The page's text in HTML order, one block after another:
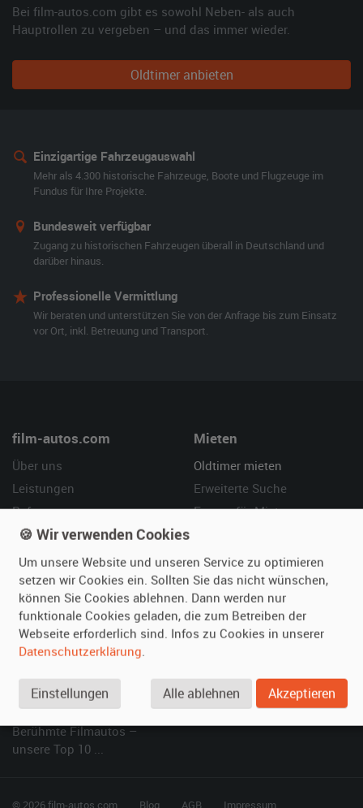
Bei film-autos.com gibt es sowohl Neben- als auch
Hauptrollen zu vergeben – und das immer wieder.
Oldtimer anbieten
Einzigartige Fahrzeugauswahl
Mehr als 4.300 historische Fahrzeuge, Boote und Flugzeuge im
Fundus für Ihre Projekte.
Bundesweit verfügbar
Zugang zu historischen Fahrzeugen überall in Deutschland und
darüber hinaus.
Professionelle Vermittlung
Wir beraten und unterstützen Sie von der Anfrage bis zum Einsatz
vor Ort, inkl. Betreuung und Transport.
film-autos.com
Über uns
Leistungen
Referenzen
Kundenmeinungen
Mieten
Oldtimer mieten
Erweiterte Suche
Fragen für Mieter
Vermieten
Oldtimer anmelden
Fotos senden
Fragen für Vermieter
Hilfe
Häufige Fragen (FAQ)
So funktioniert's
SPECIAL
Berühmte Filmautos –
unsere Top 10 ...
© 2026 film-autos.com Blog AGB Impressum
🍪 Wir verwenden Cookies
Um unsere Website und unseren Service zu optimieren
setzen wir Cookies ein. Sollten Sie das nicht wünschen,
können Sie Cookies ablehnen. Dann werden nur
funktionale Cookies geladen, die zum Betreiben der
Webseite erforderlich sind. Infos zu Cookies in unserer
Datenschutzerklärung.
Einstellungen Alle ablehnen Akzeptieren